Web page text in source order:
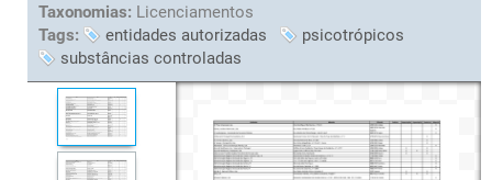
Taxonomias: Licenciamentos
Tags:
entidades autorizadas
psicotrópicos
substâncias controladas